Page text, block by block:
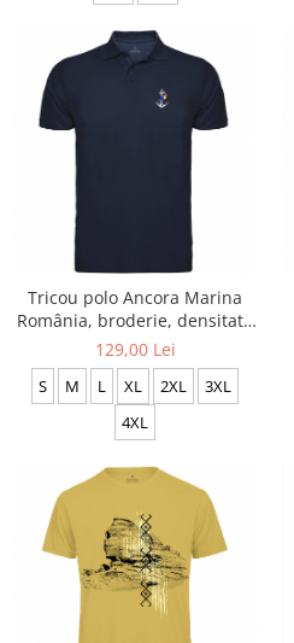
Tricou polo Ancora Marina
România, broderie, densitate
mare, culoare bleumarin,
CRP91
129,00 Lei
S M L XL 2XL
3XL
4XL